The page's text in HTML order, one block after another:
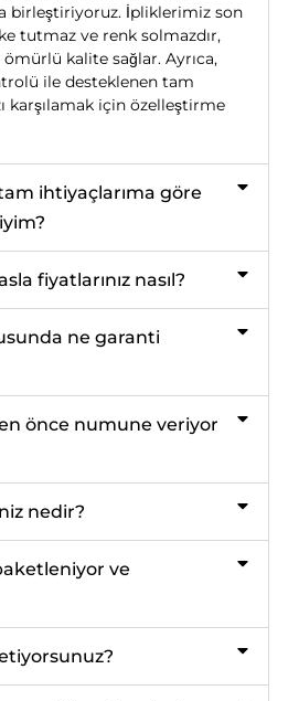
birleştiriyoruz. İpliklerimiz son
tutmaz ve renk solmazdır,
ömürlü kalite sağlar. Ayrıca,
ile desteklenen tam
karşılamak için özelleştirme
ihtiyaçlarıma göre
fiyatlarınız nasıl?
ne garanti
önce numune veriyor
nedir?
ve